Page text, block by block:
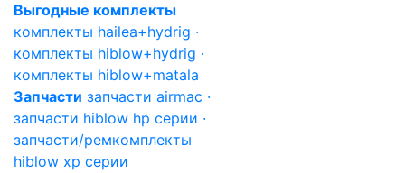
Выгодные комплекты
комплекты hailea+hydrig ·
комплекты hiblow+hydrig ·
комплекты hiblow+matala
Запчасти запчасти airmac ·
запчасти hiblow hp серии ·
запчасти/ремкомплекты
hiblow xp серии